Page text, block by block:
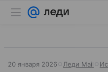
20 января 2026 Леди Mail